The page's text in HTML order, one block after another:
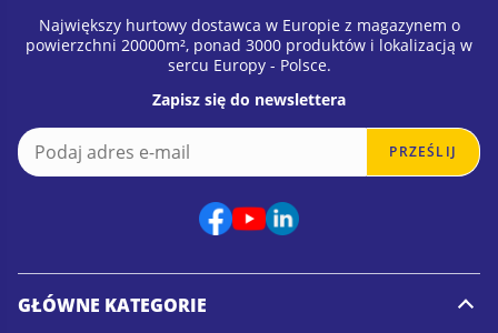
Największy hurtowy dostawca w Europie z magazynem o
powierzchni 20000m², ponad 3000 produktów i lokalizacją w
sercu Europy - Polsce.
Zapisz się do newslettera
m
a
*
E
m
PRZEŚLIJ
GŁÓWNE KATEGORIE